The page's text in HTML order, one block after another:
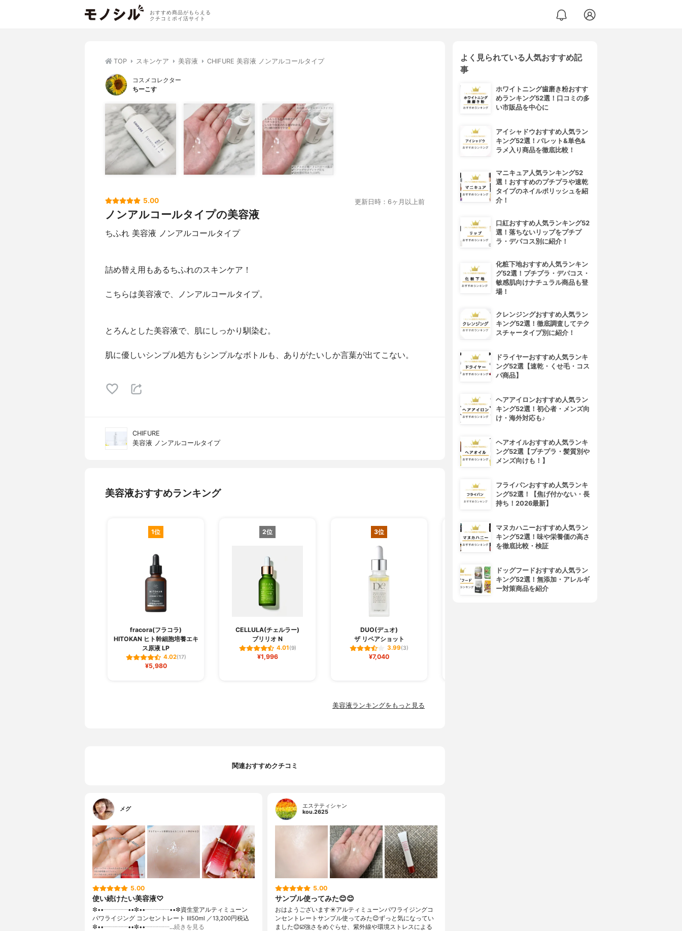
おすすめ商品がもらえる
クチコミポイ活サイト
TOP スキンケア 美容液 CHIFURE 美容液 ノンアルコールタイプ
コスメコレクター
ちーこす
5.00 更新日時：6ヶ月以上前
ノンアルコールタイプの美容液
ちふれ 美容液 ノンアルコールタイプ
詰め替え用もあるちふれのスキンケア！
こちらは美容液で、ノンアルコールタイプ。
とろんとした美容液で、肌にしっかり馴染む。
肌に優しいシンプル処方もシンプルなボトルも、ありがたいしか言葉が出てこない。
CHIFURE
美容液 ノンアルコールタイプ
美容液おすすめランキング
1位
fracora(フラコラ)
HITOKAN ヒト幹細胞培養エキ
ス原液 LP
4.02(17)
¥5,980
2位
CELLULA(チェルラー)
ブリリオ N
4.01(9)
¥1,996
3位
DUO(デュオ)
ザ リペアショット
3.99(3)
¥7,040
4位
美容液ランキングをもっと見る
関連おすすめクチコミ
メグ
5.00
使い続けたい美容液♡
✼••┈┈┈┈••✼••┈┈┈┈••✼資生堂アルティミューン
パワライジング コンセントレート Ⅲ50ml ／13,200円税込
✼••┈┈┈┈••✼••┈┈┈┈…続きを見る
エステティシャン
kou.2625
5.00
サンプル使ってみた😊😊
おはようございます☀アルティミューンパワライジングコ
ンセントレートサンプル使ってみた😊ずっと気になってい
ました😊☑️強さをめぐらせ、紫外線や環境ストレスによる
よく見られている人気おすすめ記
事
ホワイトニング歯磨き粉おすす
めランキング52選！口コミの多
い市販品を中心に
アイシャドウおすすめ人気ラン
キング52選！パレット&単色&
ラメ入り商品を徹底比較！
マニキュア人気ランキング52
選！おすすめのプチプラや速乾
タイプのネイルポリッシュを紹
介！
口紅おすすめ人気ランキング52
選！落ちないリップをプチプ
ラ・デパコス別に紹介！
化粧下地おすすめ人気ランキン
グ52選！プチプラ・デパコス・
敏感肌向けナチュラル商品も登
場！
クレンジングおすすめ人気ラン
キング52選！徹底調査してテク
スチャータイプ別に紹介！
ドライヤーおすすめ人気ランキ
ング52選【速乾・くせ毛・コス
パ商品】
ヘアアイロンおすすめ人気ラン
キング52選！初心者・メンズ向
け・海外対応も♪
ヘアオイルおすすめ人気ランキ
ング52選【プチプラ・髪質別や
メンズ向けも！】
フライパンおすすめ人気ランキ
ング52選！【焦げ付かない・長
持ち！2026最新】
マヌカハニーおすすめ人気ラン
キング52選！味や栄養価の高さ
を徹底比較・検証
ドッグフードおすすめ人気ラン
キング52選！無添加・アレルギ
ー対策商品を紹介